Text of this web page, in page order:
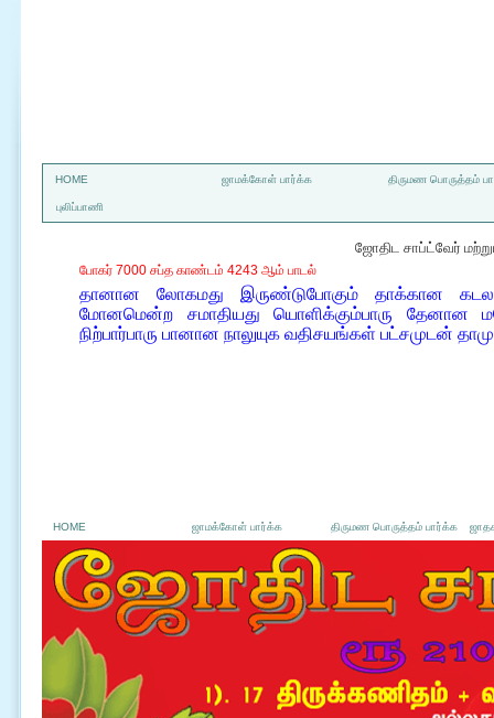
HOME ஜாமக்கோள் பார்க்க திருமண பொருத்தம்
புலிப்பாணி
ஜோதிட சாப்ட்வேர்
போகர் 7000 சப்த காண்டம் 4243 ஆம் பாடல்
தானான லோகமது இருண்டுபோகும் தாக்கான
மோனமென்ற சமாதியது யொளிக்கும்பாரு
நிற்பார்பாரு பானான நாலுயுக வதிசயங்கள் பட்சமுடன்
HOME ஜாமக்கோள் பார்க்க திருமண பொருத்தம் பார்க்க